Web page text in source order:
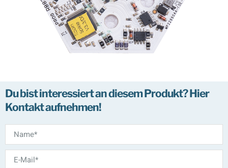
Du bist interessiert an diesem Produkt? Hier
Kontakt aufnehmen!